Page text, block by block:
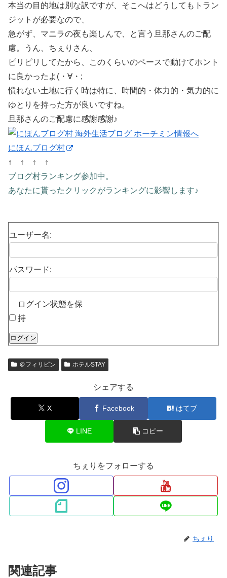
本当の目的地は別な訳ですが、そこへはどうしてもトラン
ジットが必要なので、
急がず、マニラの夜も楽しんで、と言う旦那さんのご配
慮。うん、ちぇりさん、
ピリピリしてたから、このくらいのペースで動けてホント
に良かったよ(・∀・;
慣れない土地に行く時は特に、時間的・体力的・気力的に
ゆとりを持った方が良いですね。
旦那さんのご配慮に感謝感謝♪
にほんブログ村
↑ ↑ ↑ ↑
ブログ村ランキング参加中。
あなたに貰ったクリックがランキングに影響します♪
ユーザー名:
パスワード:
ログイン状態を保
持
ログイン
＠フィリピン ホテルSTAY
シェアする
X Facebook はてブ
LINE コピー
ちぇりをフォローする
ちぇり
関連記事